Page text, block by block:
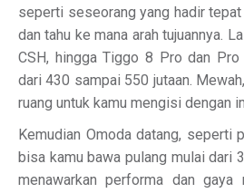
seperti seseorang yang hadir
dan tahu ke mana arah tujuannya.
CSH, hingga Tiggo 8 Pro dan
dari 430 sampai 550 jutaan.
ruang untuk kamu mengisi dengan
Kemudian Omoda datang, seperti
bisa kamu bawa pulang mulai dari
menawarkan performa dan gaya